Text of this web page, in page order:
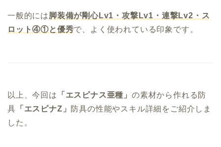
一般的には脚装備が剛心Lv1・攻撃Lv1・連撃Lv2・ス
ロット④①と優秀で、よく使われている印象です。
以上、今回は 「エスピナス亜種」の素材から作れる防
具 「エスピナZ」 防具の性能やスキル詳細をご紹介しま
した。